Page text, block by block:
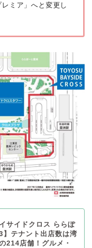
ミア」へと変更し
イサイドクロス ららぽ
】テナント出店数は湾
214店舗！グルメ・